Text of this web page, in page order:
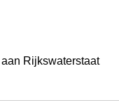
Rijkswaterstaat